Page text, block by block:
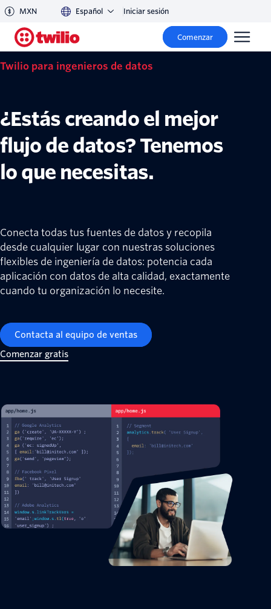
MXN Español Iniciar sesión
Comenzar
Twilio para ingenieros de datos
¿Estás creando el mejor
flujo de datos? Tenemos
lo que necesitas.
Conecta todas tus fuentes de datos y recopila
desde cualquier lugar con nuestras soluciones
flexibles de ingeniería de datos: potencia cada
aplicación con datos de alta calidad, exactamente
cuando tu organización lo necesite.
Contacta al equipo de ventas
Comenzar gratis